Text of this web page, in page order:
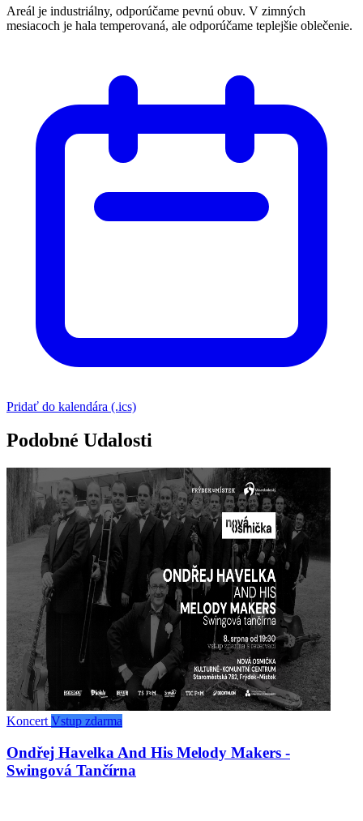
Areál je industriálny, odporúčame pevnú obuv. V zimných
mesiacoch je hala temperovaná, ale odporúčame teplejšie oblečenie.
Pridať do kalendára (.ics)
Podobné Udalosti
Koncert Vstup zdarma
Ondřej Havelka And His Melody Makers -
Swingová Tančírna